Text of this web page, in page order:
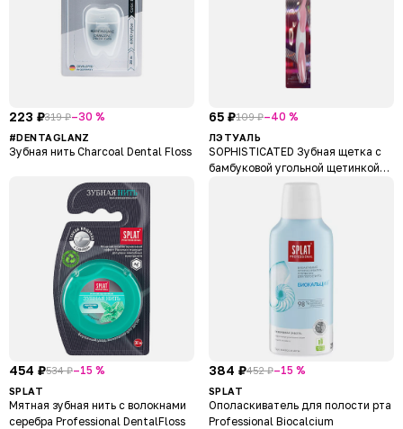
223 ₽319 ₽–30 %
#DENTAGLANZ
Зубная нить Charcoal Dental Floss
65 ₽109 ₽–40 %
ЛЭТУАЛЬ
SOPHISTICATED Зубная щетка с
бамбуковой угольной щетинкой
454 ₽534 ₽–15 %
SPLAT
Мятная зубная нить с волокнами
серебра Professional DentalFloss
384 ₽452 ₽–15 %
SPLAT
Ополаскиватель для полости рта
Professional Biocalcium